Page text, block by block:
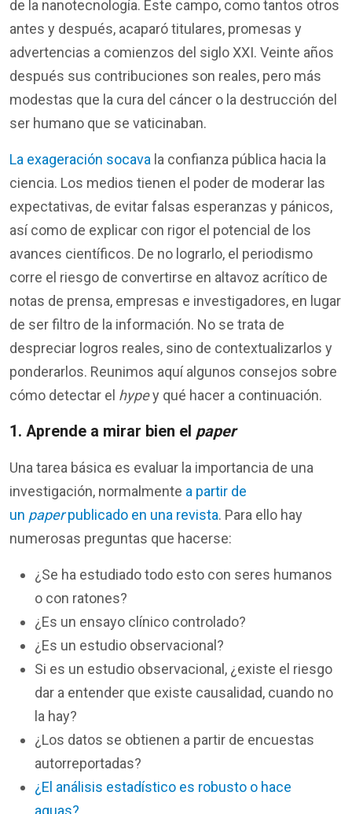
de la nanotecnología. Este campo, como tantos otros
antes y después, acaparó titulares, promesas y
advertencias a comienzos del siglo XXI. Veinte años
después sus contribuciones son reales, pero más
modestas que la cura del cáncer o la destrucción del
ser humano que se vaticinaban.
La exageración socava la confianza pública hacia la
ciencia. Los medios tienen el poder de moderar las
expectativas, de evitar falsas esperanzas y pánicos,
así como de explicar con rigor el potencial de los
avances científicos. De no lograrlo, el periodismo
corre el riesgo de convertirse en altavoz acrítico de
notas de prensa, empresas e investigadores, en lugar
de ser filtro de la información. No se trata de
despreciar logros reales, sino de contextualizarlos y
ponderarlos. Reunimos aquí algunos consejos sobre
cómo detectar el hypey qué hacer a continuación.
1. Aprende a mirar bien el paper
Una tarea básica es evaluar la importancia de una
investigación, normalmente a partir de
un paperpublicado en una revista. Para ello hay
numerosas preguntas que hacerse:
¿Se ha estudiado todo esto con seres humanos
o con ratones?
¿Es un ensayo clínico controlado?
¿Es un estudio observacional?
Si es un estudio observacional, ¿existe el riesgo
dar a entender que existe causalidad, cuando no
la hay?
¿Los datos se obtienen a partir de encuestas
autorreportadas?
¿El análisis estadístico es robusto o hace
aguas?